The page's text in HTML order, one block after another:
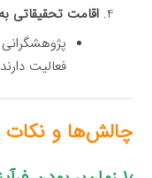
اقامت تحقیقاتی
فعالیت
چالش‌ها و نکات